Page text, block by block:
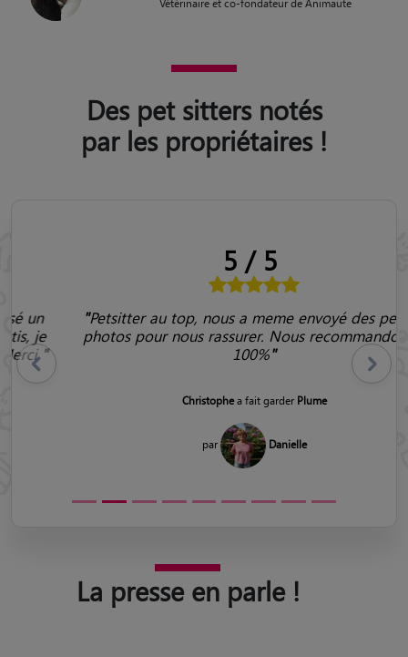
Vétérinaire et co-fondateur de Animaute
Des pet sitters notés
par les propriétaires !
5/5
"Petsitter au top, nous a meme envoyé des petites
photos pour nous rassurer. Nous recommandons à
Christophea fait garderPlume
Danielle
Précédent Suivant
La presse en parle !